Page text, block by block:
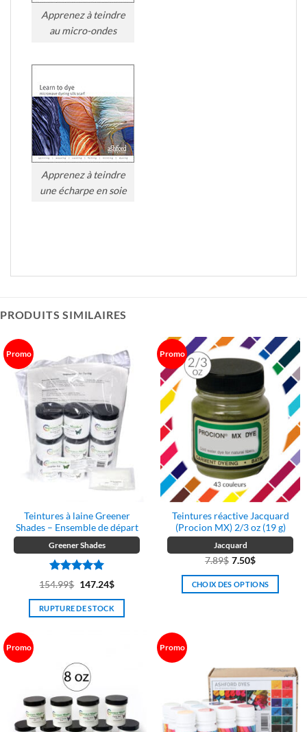
Apprenez à teindre
au micro-ondes
Apprenez à teindre
une écharpe en soie
PRODUITS SIMILAIRES
Promo
Teintures à laine Greener
Shades – Ensemble de départ
Greener Shades
Note 5sur
154.99$ Le
prix
initial
147.24$Le
prix
actuel
RUPTURE DE STOCK
Promo
Teintures réactive Jacquard
(Procion MX) 2/3 oz (19 g)
Jacquard
7.89$ 7.50$
CHOIX DES OPTIONS
Les
options
peuvent
être
choisies
Promo Promo